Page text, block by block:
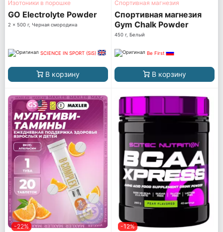
Изотоники в порошке
GO Electrolyte Powder
2 x 500 г, Черная смородина
SCIENCE IN SPORT (SiS)
В корзину
Спортивная магнезия
Спортивная магнезия
Gym Chalk Powder
450 г, Белый
Be First
В корзину
-22% -12%